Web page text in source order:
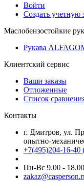
Войти
Создать учетную
Маслобензостойкие
Рукава
Клиентский сервис
Ваши заказы
Отложенные
Список
Контакты
г. Дмитров, ул.
опытно-
+7(495)204-16-40
Пн-Вс 9.00 - 18.00